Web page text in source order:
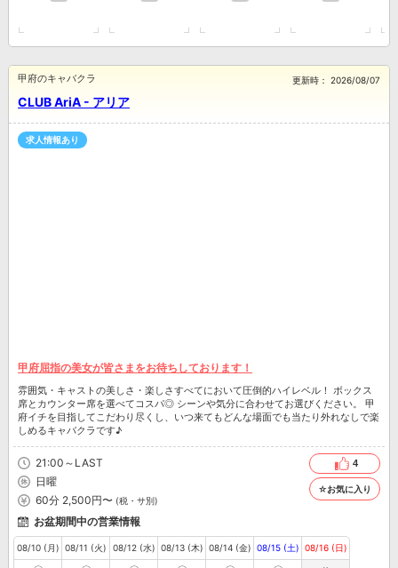
CLUB AriA - アリア
甲府のキャバクラ 更新時： 2026/08/07
求人情報あり
甲府屈指の美女が皆さまをお待ちしております！
雰囲気・キャストの美しさ・楽しさすべてにおいて圧倒的ハイレベル！ ボックス
席とカウンター席を選べてコスパ◎ シーンや気分に合わせてお選びください。 甲
府イチを目指してこだわり尽くし、いつ来てもどんな場面でも当たり外れなしで楽
しめるキャバクラです♪
21:00～LAST
日曜
60分 2,500円〜 (税・サ別)
4
☆お気に入り
お盆期間中の営業情報
08/10 (月) 08/11 (火) 08/12 (水) 08/13 (木) 08/14 (金) 08/15 (土) 08/16 (日)